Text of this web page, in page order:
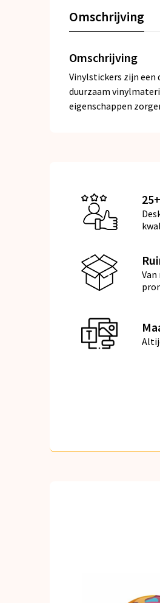
Omschrijving
Omschrijving
Vinylstickers zijn een
duurzaam
eigenschappen